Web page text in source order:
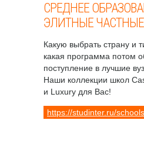
СРЕДНЕЕ
ЭЛИТНЫЕ
Какую выбрать страну и
какая программа потом
поступление в лучшие
Наши коллекции школ
и Luxury для Вас!
https://studinter.ru/schools